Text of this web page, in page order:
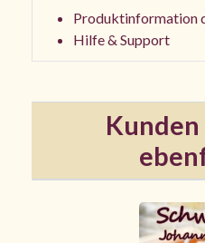
Produktinformation
Hilfe & Support